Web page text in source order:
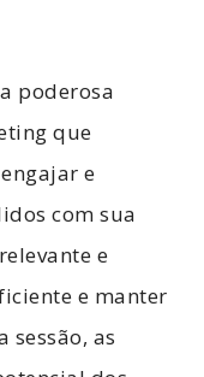
poderosa
que
e
com sua
e
e manter
sessão, as